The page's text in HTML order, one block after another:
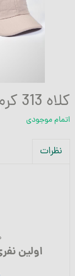
کلاه 313 کرم
اتمام موجودی
نظرات
اولین